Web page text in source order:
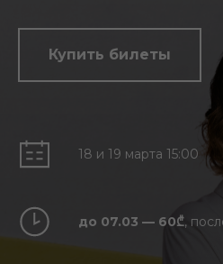
Купить билеты
18 и 19 марта 15:00
до 07.03 — 60₾,